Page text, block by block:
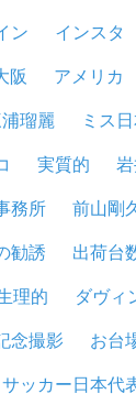
ン インスタ
阪 アメリカ
瑠麗 ミス
実質的
務所 前山剛
勧誘 出荷台
理的 ダヴィ
念撮影 お台
サッカー日本代